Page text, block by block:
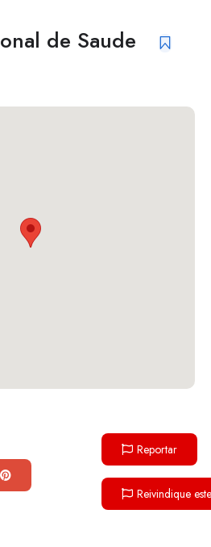
de Saude
Reportar
Reivindique